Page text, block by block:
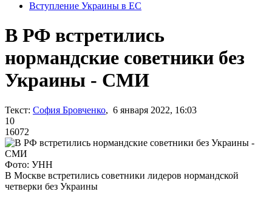
Вступление Украины в ЕС
В РФ встретились
нормандские советники без
Украины - СМИ
Текст: София Бровченко, 6 января 2022, 16:03
10
16072
Фото: УНН
В Москве встретились советники лидеров нормандской
четверки без Украины